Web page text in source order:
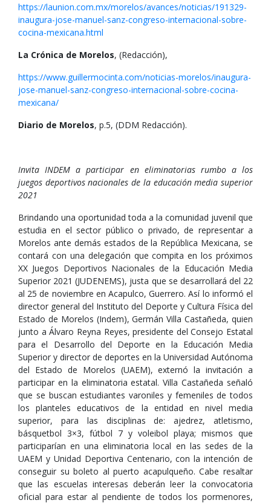
https://launion.com.mx/morelos/avances/noticias/191329-
inaugura-jose-manuel-sanz-congreso-internacional-sobre-
cocina-mexicana.html
La Crónica de Morelos, (Redacción),
https://www.guillermocinta.com/noticias-morelos/inaugura-
jose-manuel-sanz-congreso-internacional-sobre-cocina-
mexicana/
Diario de Morelos, p.5, (DDM Redacción).
Invita INDEM a participar en eliminatorias rumbo a los
juegos deportivos nacionales de la educación media superior
2021
Brindando una oportunidad toda a la comunidad juvenil que
estudia en el sector público o privado, de representar a
Morelos ante demás estados de la República Mexicana, se
contará con una delegación que compita en los próximos
XX Juegos Deportivos Nacionales de la Educación Media
Superior 2021 (JUDENEMS), justa que se desarrollará del 22
al 25 de noviembre en Acapulco, Guerrero. Así lo informó el
director general del Instituto del Deporte y Cultura Física del
Estado de Morelos (Indem), Germán Villa Castañeda, quien
junto a Álvaro Reyna Reyes, presidente del Consejo Estatal
para el Desarrollo del Deporte en la Educación Media
Superior y director de deportes en la Universidad Autónoma
del Estado de Morelos (UAEM), externó la invitación a
participar en la eliminatoria estatal. Villa Castañeda señaló
que se buscan estudiantes varoniles y femeniles de todos
los planteles educativos de la entidad en nivel media
superior, para las disciplinas de: ajedrez, atletismo,
básquetbol 3×3, fútbol 7 y voleibol playa; mismos que
participarían en una eliminatoria local en las sedes de la
UAEM y Unidad Deportiva Centenario, con la intención de
conseguir su boleto al puerto acapulqueño. Cabe resaltar
que las escuelas interesas deberán leer la convocatoria
oficial para estar al pendiente de todos los pormenores,